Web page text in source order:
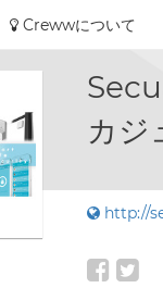
Crewwについて
カジ
http://